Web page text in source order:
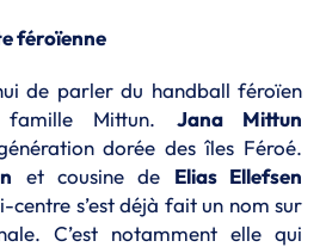
féroïenne
de parler du handball féroïen
Mittun. Jana Mittun
dorée des îles Féroé.
et cousine de Elias Ellefsen
centre s’est déjà fait un nom sur
C’est notamment elle qui